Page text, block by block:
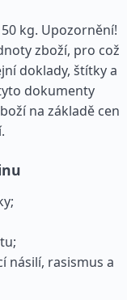
kg. Upozornění!
zboží, pro což
doklady, štítky a
dokumenty
na základě cen
násilí, rasismus a